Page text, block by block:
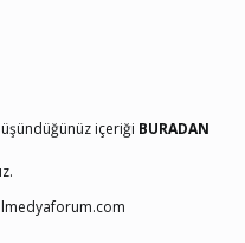
içeriği BURADAN